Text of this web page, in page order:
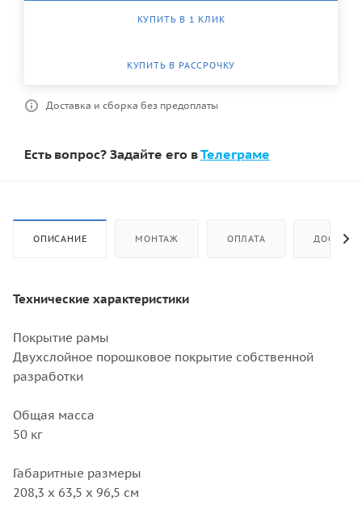
КУПИТЬ В 1 КЛИК
КУПИТЬ В РАССРОЧКУ
Доставка и сборка без предоплаты
Есть вопрос? Задайте его вТелеграме
ОПИСАНИЕ МОНТАЖ ОПЛАТА
Технические характеристики
Покрытие рамы
Двухслойное порошковое покрытие собственной
разработки
Общая масса
50 кг
Габаритные размеры
208,3 x 63,5 x 96,5 см